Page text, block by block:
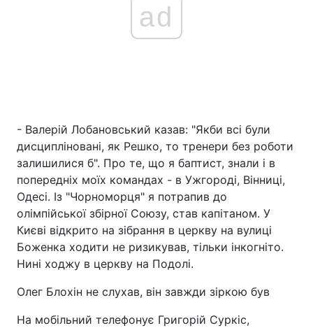
ad
- Валерій Лобановський казав: "Якби всі були
дисципліновані, як Решко, то тренери без роботи
залишилися б". Про те, що я баптист, знали і в
попередніх моїх командах - в Ужгороді, Вінниці,
Одесі. Із "Чорноморця" я потрапив до
олімпійської збірної Союзу, став капітаном. У
Києві відкрито на зібрання в церкву на вулиці
Боженка ходити не ризикував, тільки інкогніто.
Нині ходжу в церкву на Подолі.
Олег Блохін не слухав, він завжди зіркою був
На мобільний телефонує Григорій Суркіс,